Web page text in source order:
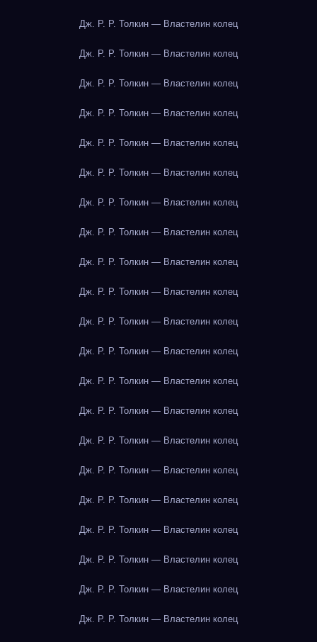
Дж. Р. Р. Толкин — Властелин колец
Дж. Р. Р. Толкин — Властелин колец
Дж. Р. Р. Толкин — Властелин колец
Дж. Р. Р. Толкин — Властелин колец
Дж. Р. Р. Толкин — Властелин колец
Дж. Р. Р. Толкин — Властелин колец
Дж. Р. Р. Толкин — Властелин колец
Дж. Р. Р. Толкин — Властелин колец
Дж. Р. Р. Толкин — Властелин колец
Дж. Р. Р. Толкин — Властелин колец
Дж. Р. Р. Толкин — Властелин колец
Дж. Р. Р. Толкин — Властелин колец
Дж. Р. Р. Толкин — Властелин колец
Дж. Р. Р. Толкин — Властелин колец
Дж. Р. Р. Толкин — Властелин колец
Дж. Р. Р. Толкин — Властелин колец
Дж. Р. Р. Толкин — Властелин колец
Дж. Р. Р. Толкин — Властелин колец
Дж. Р. Р. Толкин — Властелин колец
Дж. Р. Р. Толкин — Властелин колец
Дж. Р. Р. Толкин — Властелин колец